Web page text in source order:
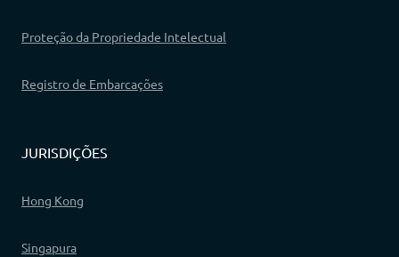
Proteção da Propriedade Intelectual
Registro de Embarcações
JURISDIÇÕES
Hong Kong
Singapura